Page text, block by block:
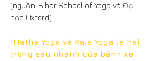
(nguồn: Bihar School of Yoga và Đại
học Oxford)
“Hatha Yoga và Raja Yoga là hai
trong sáu nhánh của bánh xe